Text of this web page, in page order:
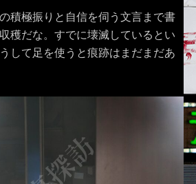
積極振りと自信を伺う文言まで書
穫だな。すでに壊滅しているとい
して足を使うと痕跡はまだまだあ